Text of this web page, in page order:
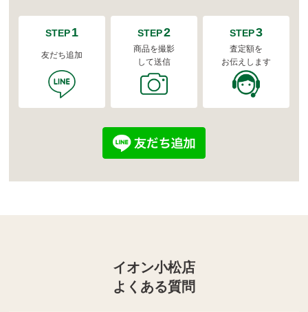
STEP1
友だち追加
STEP2
商品を撮影
して送信
STEP3
査定額を
お伝えします
イオン小松店
よくある質問